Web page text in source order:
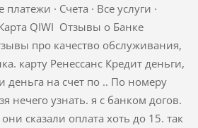
· Счета · Все услуги ·
QIWI Отзывы о Банке
про качество обслуживания,
карту Ренессанс Кредит деньги,
деньга на счет по .. По номеру
нечего узнать. я с банком догов.
сказали оплата хоть до 15. так